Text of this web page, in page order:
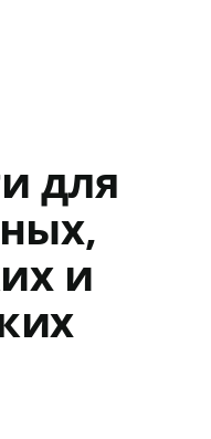
для
и